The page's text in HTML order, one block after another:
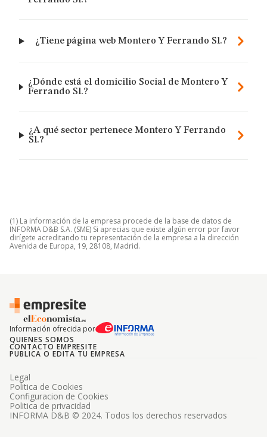
¿Tiene página web Montero Y Ferrando Sl.?
¿Dónde está el domicilio Social de Montero Y
Ferrando Sl.?
¿A qué sector pertenece Montero Y Ferrando
Sl.?
(1) La información de la empresa procede de la base de datos de
INFORMA D&B S.A. (SME) Si aprecias que existe algún error por favor
dirígete acreditando tu representación de la empresa a la dirección
Avenida de Europa, 19, 28108, Madrid.
Información ofrecida por
QUIENES SOMOS
CONTACTO EMPRESITE
PUBLICA O EDITA TU EMPRESA
INFORMA D&B © 2024. Todos los derechos reservados
Legal
Politica de Cookies
Configuracion de Cookies
Politica de privacidad